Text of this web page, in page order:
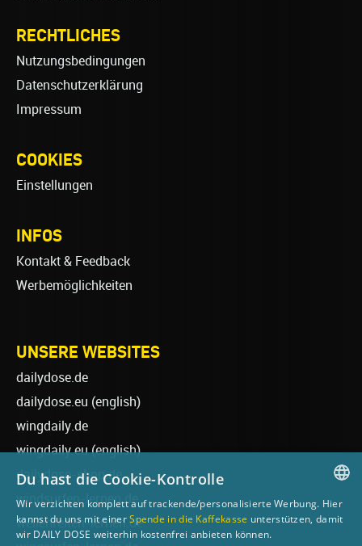
RECHTLICHES
Nutzungsbedingungen
Datenschutzerklärung
Impressum
COOKIES
Einstellungen
INFOS
Kontakt & Feedback
Werbemöglichkeiten
UNSERE WEBSITES
dailydose.de
dailydose.eu (english)
wingdaily.de
wingdaily.eu(english)
dailydose-shop.de
windsurfen-lernen.de
wellenreiten-lernen.de
GERMAN
Du hast die Cookie-Kontrolle
Wir verzichten komplett auf trackende/personalisierte Werbung. Hier
kannst du uns mit einerSpende in die Kaffekasse unterstützen, damit
wir DAILY DOSE weiterhin kostenfrei anbieten können.